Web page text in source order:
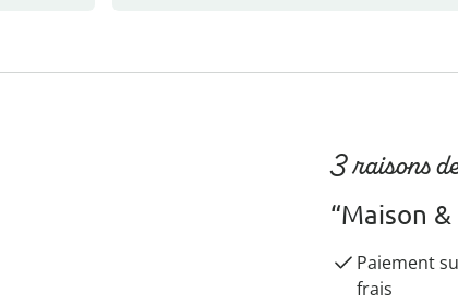
3 raisons
“Maison
Paiement
frais